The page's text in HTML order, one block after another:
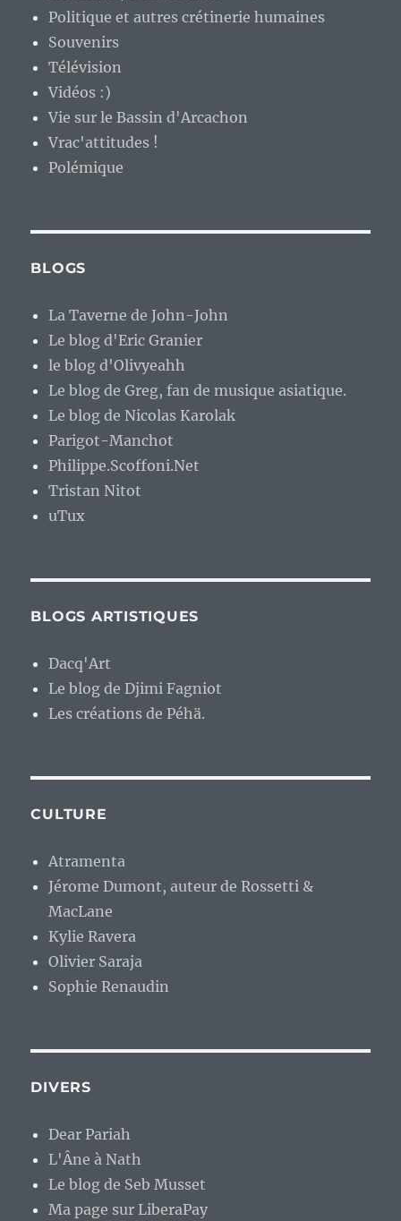
Politique et autres crétinerie humaines
Souvenirs
Télévision
Vidéos :)
Vie sur le Bassin d'Arcachon
Vrac'attitudes !
Polémique
BLOGS
La Taverne de John-John
Le blog d'Eric Granier
le blog d'Olivyeahh
Le blog de Greg, fan de musique asiatique.
Le blog de Nicolas Karolak
Parigot-Manchot
Philippe.Scoffoni.Net
Tristan Nitot
uTux
BLOGS ARTISTIQUES
Dacq'Art
Le blog de Djimi Fagniot
Les créations de Péhä.
CULTURE
Atramenta
Jérome Dumont, auteur de Rossetti &
MacLane
Kylie Ravera
Olivier Saraja
Sophie Renaudin
DIVERS
Dear Pariah
L'Âne à Nath
Le blog de Seb Musset
Ma page sur LiberaPay